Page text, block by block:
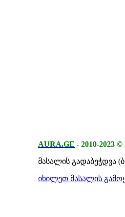
AURA.GE - 2010-2023 ©
მასალის გადაბეჭდვა
იხილეთ მასალის